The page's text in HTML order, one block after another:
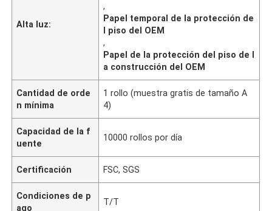
Alta luz:
,
Papel temporal de la protección de
l piso del OEM
,
Papel de la protección del piso de l
a construcción del OEM
Cantidad de orde
n mínima
1 rollo (muestra gratis de tamaño A
4)
Capacidad de la f
uente
10000 rollos por día
Certificación FSC, SGS
Condiciones de p
ago
T/T